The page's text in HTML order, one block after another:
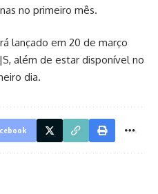
no primeiro mês.
lançado em 20 de março
além de estar disponível no
dia.